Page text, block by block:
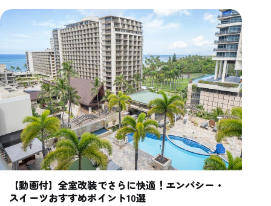
【動画付】全室改装でさらに快適！エンバシー・
スイーツおすすめポイント10選